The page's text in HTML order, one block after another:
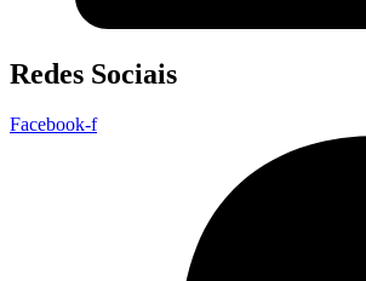
Redes Sociais
Facebook-f